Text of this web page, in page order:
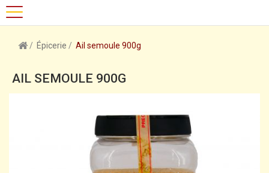
Épicerie Ail semoule 900g
AIL SEMOULE 900G